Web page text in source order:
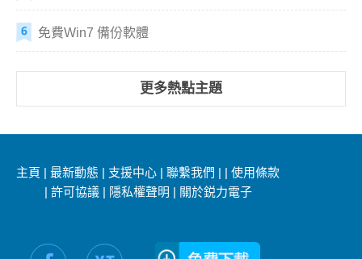
免費Win7 備份軟體
更多熱點主題
主頁 |最新動態 | 支援中心 |聯繫我們 | |使用條款
| 許可協議| 隱私權聲明 | 關於鋭力電子
社交媒體信息：